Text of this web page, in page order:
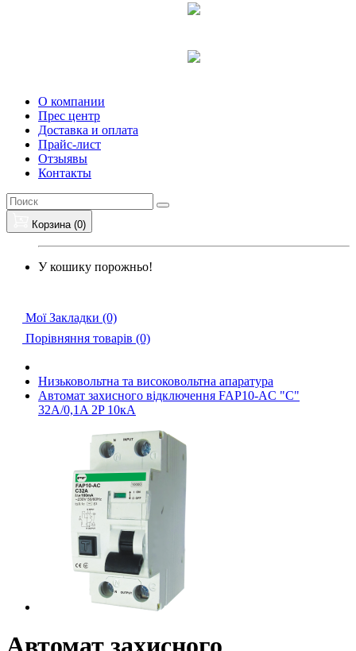
О компании
Прес центр
Доставка и оплата
Прайс-лист
Отзыявы
Контакты
Корзина (0)
У кошику порожньо!
Мої Закладки (0)
Порівняння товарів (0)
Низьковольтна та високовольтна апаратура
Автомат захисного відключення FAP10-AC "C"
32А/0,1A 2P 10кА